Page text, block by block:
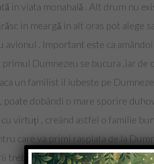
in viata monahală . Alt drum nu
in meargă in alt oras pot alege
avionul . Important este ca amândoi
Dumnezeu se bucura ,iar de
un familist il iubeste pe
poate dobândi o mare sporire
virtuți , creând astfel o familie
care va primi rasplata de la
trebuie sa înceapă lupta cu ei